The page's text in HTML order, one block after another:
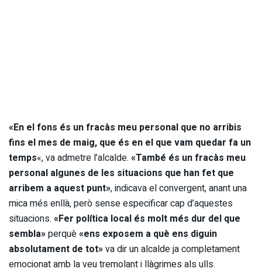
«En el fons és un fracàs meu personal que no arribis
fins el mes de maig, que és en el que vam quedar fa un
temps«, va admetre l’alcalde. «També és un fracàs meu
personal algunes de les situacions que han fet que
arribem a aquest punt», indicava el convergent, anant una
mica més enllà, però sense especificar cap d’aquestes
situacions. «Fer política local és molt més dur del que
sembla»perquè«ens exposem a què ens diguin
absolutament de tot»va dir un alcalde ja completament
emocionat amb la veu tremolant i llàgrimes als ulls.